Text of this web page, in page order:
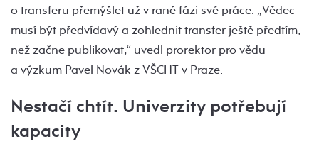
o transferu přemýšlet už v rané fázi své práce. „Vědec
musí být předvídavý a zohlednit transfer ještě předtím,
než začne publikovat,“ uvedl prorektor pro vědu
a výzkum Pavel Novák z VŠCHT v Praze.
Nestačí chtít. Univerzity potřebují
kapacity